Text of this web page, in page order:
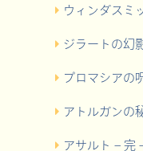
ウィンダスミ
ジラートの幻
プロマシアの
アトルガンの
アサルト – 完